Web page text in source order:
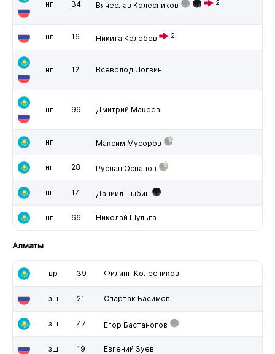
нп 34 Вячеслав Колесников 2
нп 16 Никита Колобов 2
нп 12 Всеволод Логвин
нп 99 Дмитрий Макеев
нп Максим Мусоров
нп 28 Руслан Оспанов
нп 17 Даниил Цыбин
нп 66 Николай Шульга
Алматы
вр 39 Филипп Колесников
зщ 21 Спартак Басимов
зщ 47 Егор Бастаногов
зщ 19 Евгений Зуев